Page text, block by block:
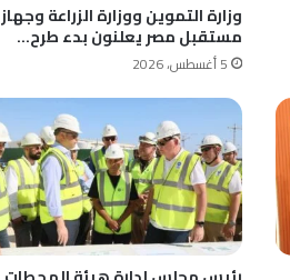
وزارة التموين ووزارة الزراعة وجهاز
مستقبل مصر يعلنون بدء طرح…
5 أغسطس، 2026